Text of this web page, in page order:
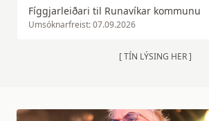
Fíggjarleiðari til Runavíkar kommunu
Umsóknarfreist: 07.09.2026
[ TÍN LÝSING HER ]